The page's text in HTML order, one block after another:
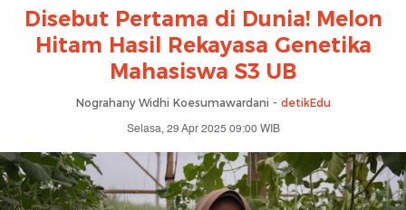
Disebut Pertama di Dunia! Melon
Hitam Hasil Rekayasa Genetika
Mahasiswa S3 UB
Nograhany Widhi Koesumawardani - detikEdu
Selasa, 29 Apr 2025 09:00 WIB